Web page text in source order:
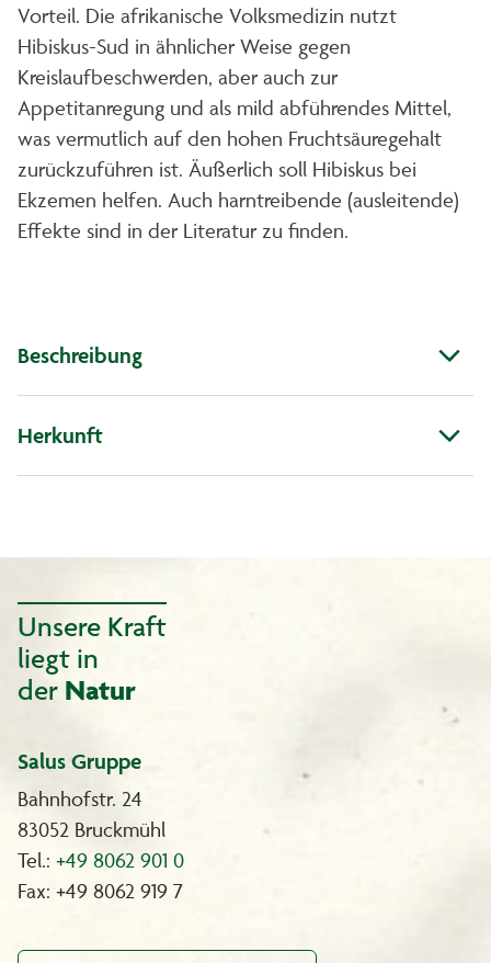
Vorteil. Die afrikanische Volksmedizin nutzt
Hibiskus-Sud in ähnlicher Weise gegen
Kreislaufbeschwerden, aber auch zur
Appetitanregung und als mild abführendes Mittel,
was vermutlich auf den hohen Fruchtsäuregehalt
zurückzuführen ist. Äußerlich soll Hibiskus bei
Ekzemen helfen. Auch harntreibende (ausleitende)
Effekte sind in der Literatur zu finden.
Beschreibung
Herkunft
Unsere Kraft
liegt in
der Natur
Salus Gruppe
Bahnhofstr. 24
83052 Bruckmühl
Tel.: +49 8062 901 0
Fax: +49 8062 919 7